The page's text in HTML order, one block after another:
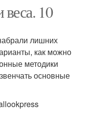
10
лишних
как можно
методики
основные